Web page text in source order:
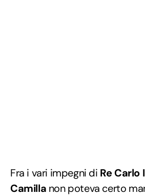
Fra i vari impegni di Re Carlo
Camilla non poteva certo